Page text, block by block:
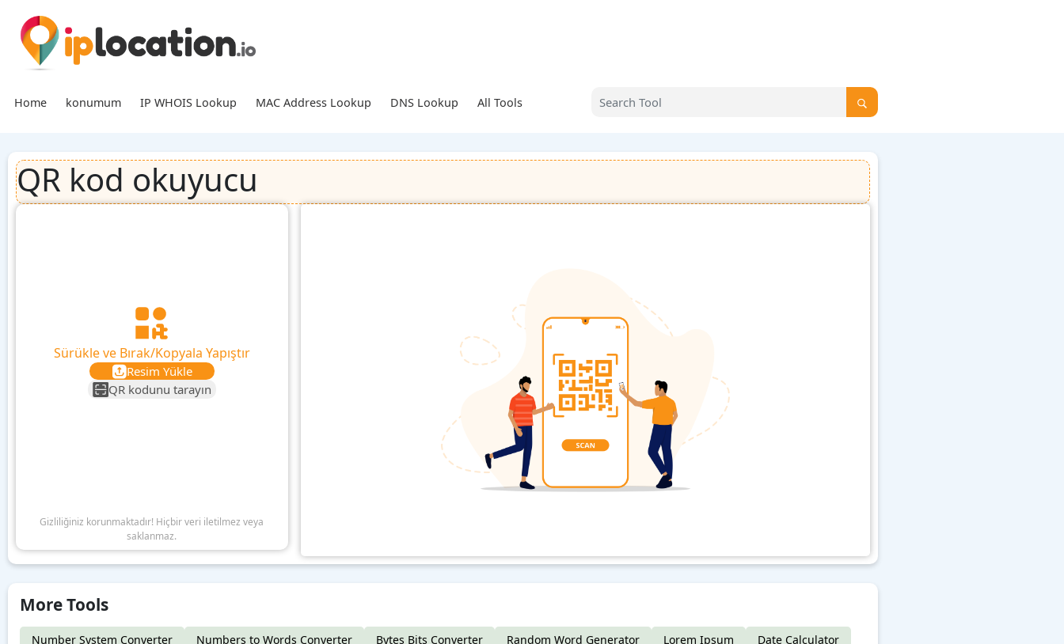
Home konumum IP WHOIS Lookup MAC Address Lookup DNS Lookup All Tools
QR kod okuyucu
Sürükle ve Bırak/Kopyala Yapıştır
Resim Yükle
QR kodunu tarayın
Gizliliğiniz korunmaktadır! Hiçbir veri iletilmez veya
saklanmaz.
More Tools
Number System Converter Numbers to Words Converter Bytes Bits Converter Random Word Generator Lorem Ipsum
Date Calculator